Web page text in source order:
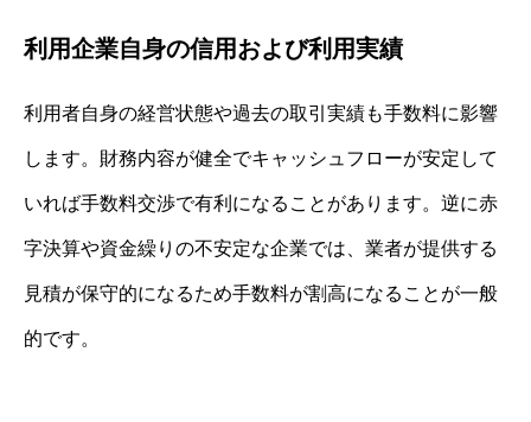
利用企業自身の信用および利用実績
利用者自身の経営状態や過去の取引実績も手数料に影響
します。財務内容が健全でキャッシュフローが安定して
いれば手数料交渉で有利になることがあります。逆に赤
字決算や資金繰りの不安定な企業では、業者が提供する
見積が保守的になるため手数料が割高になることが一般
的です。